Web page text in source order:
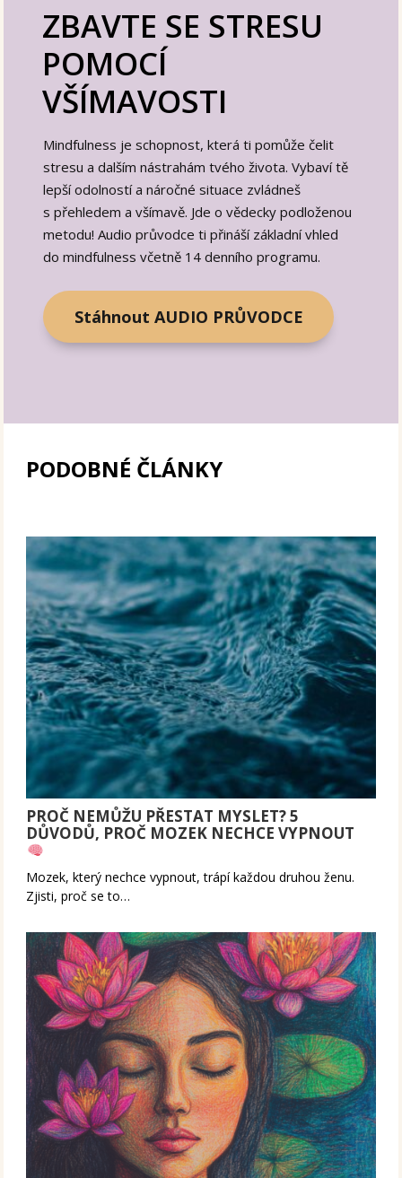
ZBAVTE SE STRESU
POMOCÍ
VŠÍMAVOSTI
Mindfulness je schopnost, která ti pomůže čelit
stresu a dalším nástrahám tvého života. Vybaví tě
lepší odolností a náročné situace zvládneš
s přehledem a všímavě. Jde o vědecky podloženou
metodu! Audio průvodce ti přináší základní vhled
do mindfulness včetně 14 denního programu.
Stáhnout AUDIO PRŮVODCE
PODOBNÉ ČLÁNKY
PROČ NEMŮŽU PŘESTAT MYSLET? 5
DŮVODŮ, PROČ MOZEK NECHCE VYPNOUT
Mozek, který nechce vypnout, trápí každou druhou ženu.
Zjisti, proč se to…